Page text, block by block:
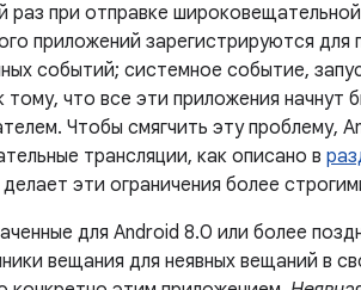
раз при отправке
приложений зарегистрируются
событий; системное событие,
что все эти приложения начнут
Чтобы смягчить эту проблему,
трансляции, как описано в
эти ограничения более
для Android 8.0 или более
вещания для неявных вещаний в